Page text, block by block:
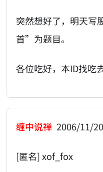
突然想好了，明天
首”为题目。
各位吃好，本ID找吃
缠中说禅 2006/11/
[匿名] xof_fox